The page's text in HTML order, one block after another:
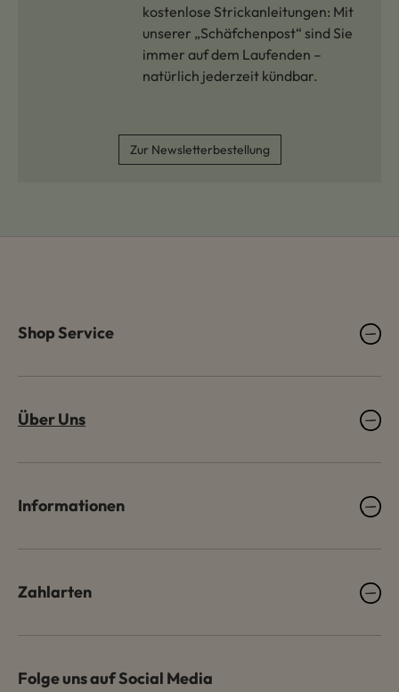
kostenlose Strickanleitungen: Mit
unserer „Schäfchenpost“ sind Sie
immer auf dem Laufenden –
natürlich jederzeit kündbar.
Zur Newsletterbestellung
Shop Service
Über Uns
Informationen
Zahlarten
Folge uns auf Social Media